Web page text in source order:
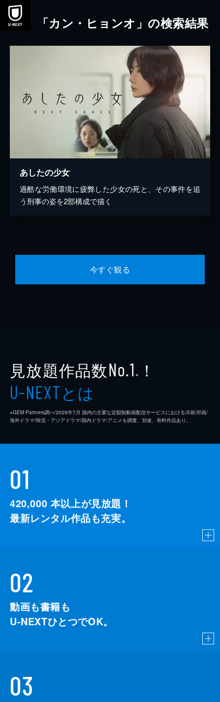
本文へスキップ
「カン・ヒョンオ」の検索結果
あしたの少女
過酷な労働環境に疲弊した少女の死と、その事件を追
う刑事の姿を2部構成で描く
今すぐ観る
見放題作品数No.1 ※ ！
U-NEXTとは
※GEM Partners調べ/2026年7⽉ 国内の主要な定額制動画配信サービスにおける洋画/邦画/
海外ドラマ/韓流・アジアドラマ/国内ドラマ/アニメを調査。別途、有料作品あり。
01
420,000 本以上が見放題！
最新レンタル作品も充実。
02
動画も書籍も
U-NEXTひとつでOK。
03